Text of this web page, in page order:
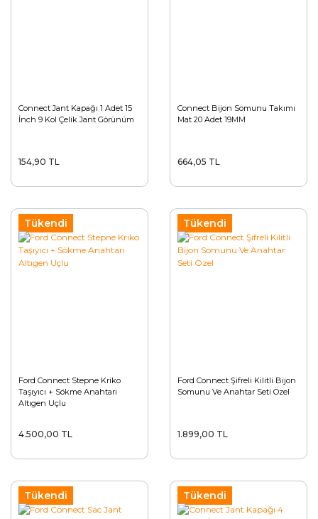
Connect Jant Kapağı 1 Adet 15
İnch 9 Kol Çelik Jant Görünüm
154,90 TL
Connect Bijon Somunu Takımı
Mat 20 Adet 19MM
664,05 TL
Tükendi
Ford Connect Stepne Kriko
Taşıyıcı + Sökme Anahtarı
Altıgen Uçlu
4.500,00 TL
Tükendi
Ford Connect Şifreli Kilitli Bijon
Somunu Ve Anahtar Seti Özel
1.899,00 TL
Tükendi Tükendi